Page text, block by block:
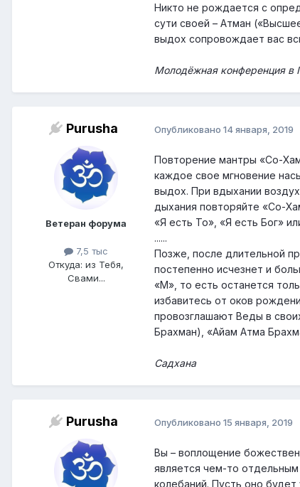
Никто не рождается с
сути своей – Атман
выдох сопровождает вас
Молодёжная конференция в
Purusha
Ветеран форума
7,5 тыс
Откуда: из Тебя,
Свами...
Опубликовано 14 января, 2019
Повторение мантры «Со-
каждое свое мгновение
выдох. При вдыхании
дыхания повторяйте «Со-
«Я есть То», «Я есть Бог»
......
Позже, после длительной
постепенно исчезнет и
«М», то есть останется
избавитесь от оков
провозглашают Веды в
Брахман), «Айам Атма
Садхана
Purusha Опубликовано 15 января, 2019
Вы – воплощение
является чем-то
колебаний. Пусть оно будет